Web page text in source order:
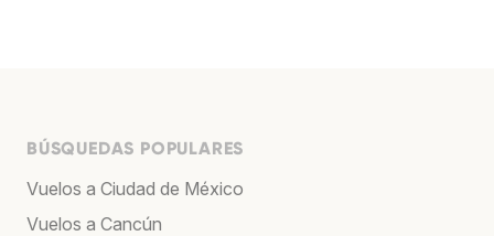
BÚSQUEDAS POPULARES
Vuelos a Ciudad de México
Vuelos a Cancún